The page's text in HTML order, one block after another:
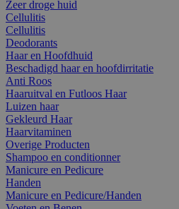
Zeer droge huid
Cellulitis
Cellulitis
Deodorants
Haar en Hoofdhuid
Beschadigd haar en hoofdirritatie
Anti Roos
Haaruitval en Futloos Haar
Luizen haar
Gekleurd Haar
Haarvitaminen
Overige Producten
Shampoo en conditionner
Manicure en Pedicure
Handen
Manicure en Pedicure/Handen